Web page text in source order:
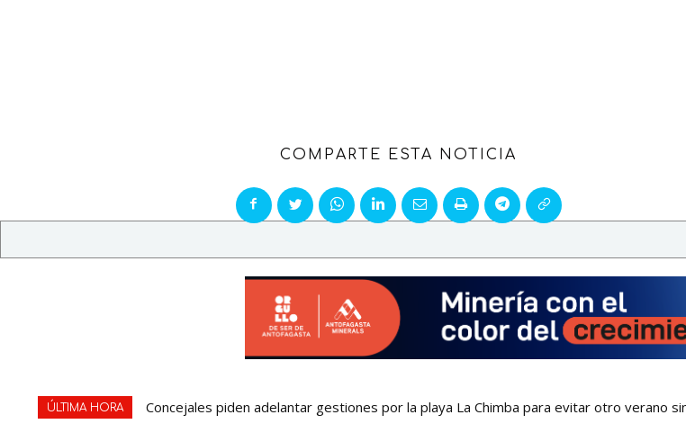
COMPARTE ESTA NOTICIA